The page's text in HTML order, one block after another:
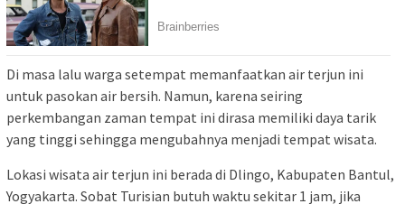
Di masa lalu warga setempat memanfaatkan air terjun ini
untuk pasokan air bersih. Namun, karena seiring
perkembangan zaman tempat ini dirasa memiliki daya tarik
yang tinggi sehingga mengubahnya menjadi tempat wisata.
Lokasi wisata air terjun ini berada di Dlingo, Kabupaten Bantul,
Yogyakarta. Sobat Turisian butuh waktu sekitar 1 jam, jika